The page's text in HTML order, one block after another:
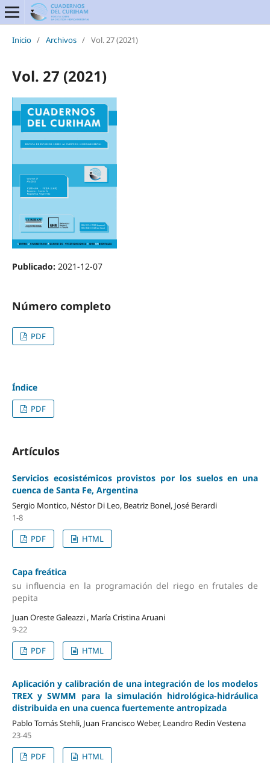
Inicio / Archivos / Vol. 27 (2021)
Vol. 27 (2021)
Publicado: 2021-12-07
Número completo
PDF
Índice
PDF
Artículos
Servicios ecosistémicos provistos por los suelos en una
cuenca de Santa Fe, Argentina
Sergio Montico, Néstor Di Leo, Beatriz Bonel, José Berardi
1-8
PDF
HTML
Capa freática
su influencia en la programación del riego en frutales de
pepita
Juan Oreste Galeazzi , María Cristina Aruani
9-22
PDF
HTML
Aplicación y calibración de una integración de los modelos
TREX y SWMM para la simulación hidrológica-hidráulica
distribuida en una cuenca fuertemente antropizada
Pablo Tomás Stehli, Juan Francisco Weber, Leandro Redin Vestena
23-45
PDF
HTML